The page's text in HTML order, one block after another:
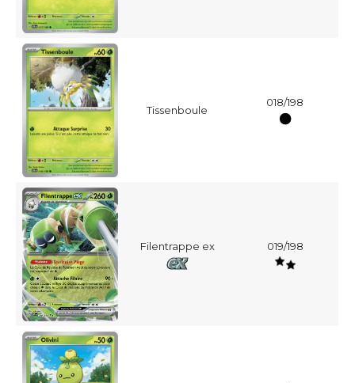
Tissenboule
018/198
Filentrappe ex 019/198